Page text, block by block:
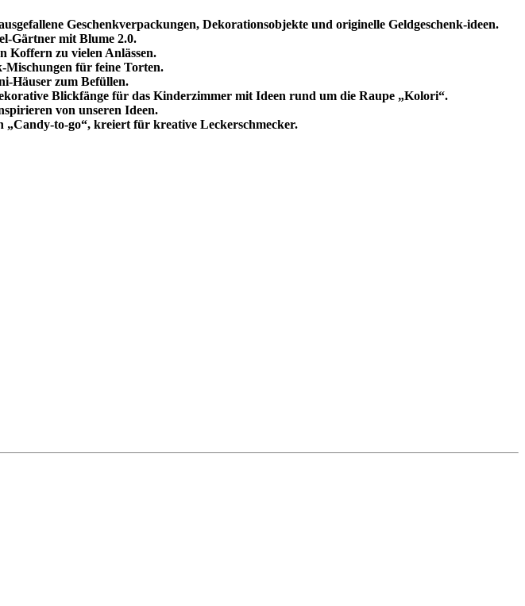
Geschenkverpackungen, Dekorationsobjekte und originelle Geldgeschenk-ideen.
Gärtner mit Blume 2.0.
Koffern zu vielen Anlässen.
Mischungen für feine Torten.
Häuser zum Befüllen.
Blickfänge für das Kinderzimmer mit Ideen rund um die Raupe „Kolori“.
von unseren Ideen.
to-go“, kreiert für kreative Leckerschmecker.